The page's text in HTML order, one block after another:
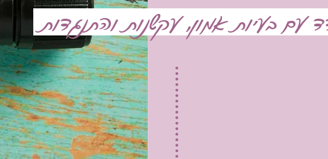
עם בעיות אמון, עקשנות והתנגדות